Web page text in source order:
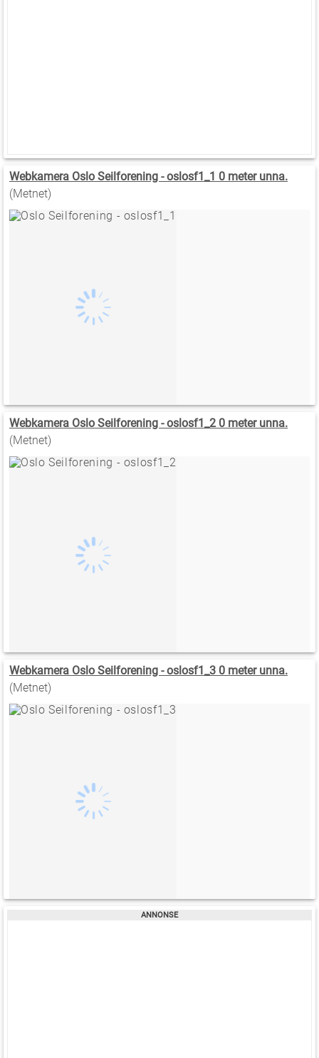
Webkamera Oslo Seilforening - oslosf1_1 0 meter unna.
(Metnet)
Webkamera Oslo Seilforening - oslosf1_2 0 meter unna.
(Metnet)
Webkamera Oslo Seilforening - oslosf1_3 0 meter unna.
(Metnet)